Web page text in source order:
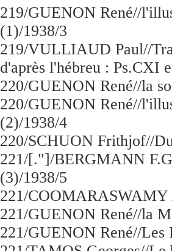
219/GUENON René//
(1)/1938/3
219/VULLIAUD Paul//
d'après l'hébreu : Ps.CXI
220/GUENON René//la
220/GUENON René//
(2)/1938/4
220/SCHUON Frithjof//
221/[."]/BERGMANN
(3)/1938/5
221/
221/GUENON René//la
221/GUENON René//Les